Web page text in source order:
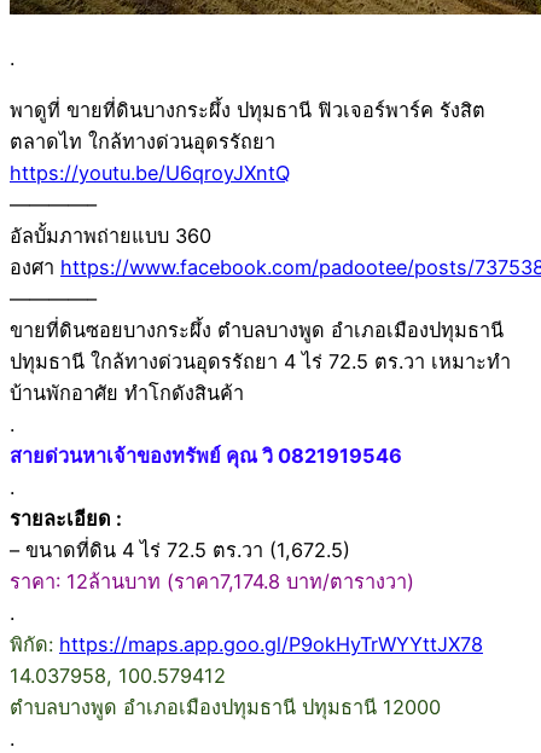
.
พาดูที่ ขายที่ดินบางกระผึ้ง ปทุมธานี ฟิวเจอร์พาร์ค รังสิต
ตลาดไท ใกล้ทางด่วนอุดรรัถยา
https://youtu.be/U6qroyJXntQ
————–
อัลบั้มภาพถ่ายแบบ 360
องศา https://www.facebook.com/padootee/posts/
————–
ขายที่ดินซอยบางกระผึ้ง ตำบลบางพูด อำเภอเมืองปทุมธานี
ปทุมธานี ใกล้ทางด่วนอุดรรัถยา 4 ไร่ 72.5 ตร.วา เหมาะทำ
บ้านพักอาศัย ทำโกดังสินค้า
.
สายด่วนหาเจ้าของทรัพย์ คุณ วิ 0821919546
.
รายละเอียด :
– ขนาดที่ดิน 4 ไร่ 72.5 ตร.วา (1,672.5)
ราคา: 12ล้านบาท (ราคา7,174.8 บาท/ตารางวา)
.
พิกัด: https://maps.app.goo.gl/P9okHyTrWYYttJX78
14.037958, 100.579412
ตำบลบางพูด อำเภอเมืองปทุมธานี ปทุมธานี 12000
.